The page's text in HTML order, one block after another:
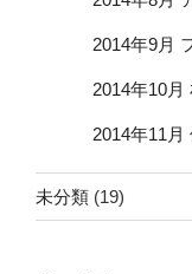
2014年9月
2014年10
2014年11月
未分類 (19)